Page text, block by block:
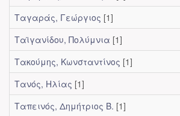
Ταγαράς, Γεώργιος [1]
Ταϊγανίδου, Πολύμνια [1]
Τακούμης, Κωνσταντίνος [1]
Τανός, Ηλίας [1]
Ταπεινός, Δημήτριος Β. [1]